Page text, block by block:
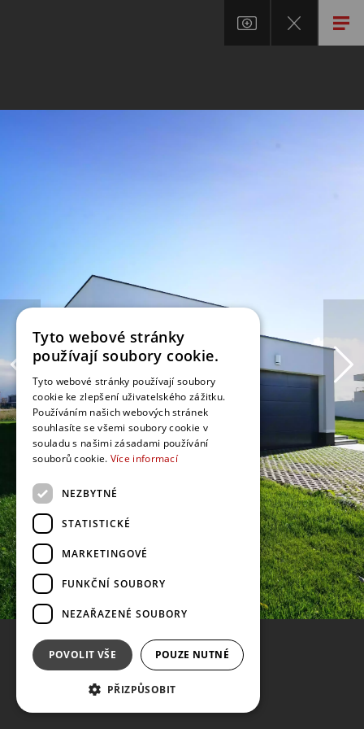
Tyto webové stránky
používají soubory cookie.
Tyto webové stránky používají soubory
cookie ke zlepšení uživatelského zážitku.
Používáním našich webových stránek
souhlasíte se všemi soubory cookie v
souladu s našimi zásadami používání
souborů cookie. Více informací
NEZBYTNÉ
STATISTICKÉ
MARKETINGOVÉ
FUNKČNÍ SOUBORY
NEZAŘAZENÉ SOUBORY
POVOLIT VŠE POUZE NUTNÉ
PŘIZPŮSOBIT